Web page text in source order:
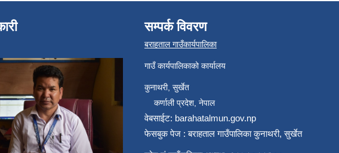
सम्पर्क विवरण
बराहताल गाउँकार्यपालिका
गाउँ कार्यपालिकाको कार्यालय
कुनाथरी, सुर्खेत
कर्णाली प्रदेश, नेपाल
वेबसाईट: barahatalmun.gov.np
फेसबुक पेज : बराहताल गाउँपालिका कुनाथरी, सुर्खेत